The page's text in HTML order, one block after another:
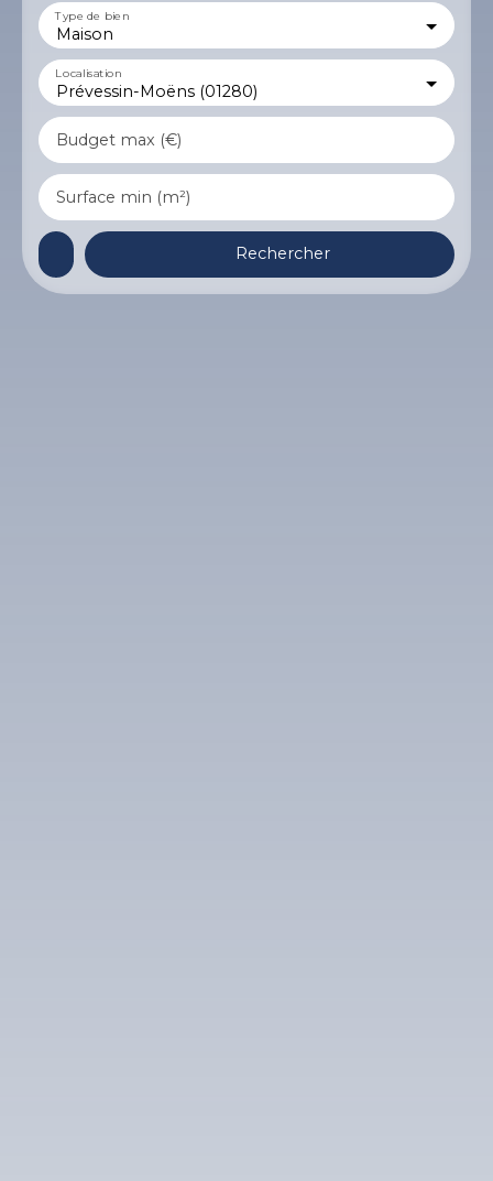
Maison
Type de bien
Prévessin-Moëns (01280)
Localisation
Budget max (€)
Surface min (m²)
Rechercher